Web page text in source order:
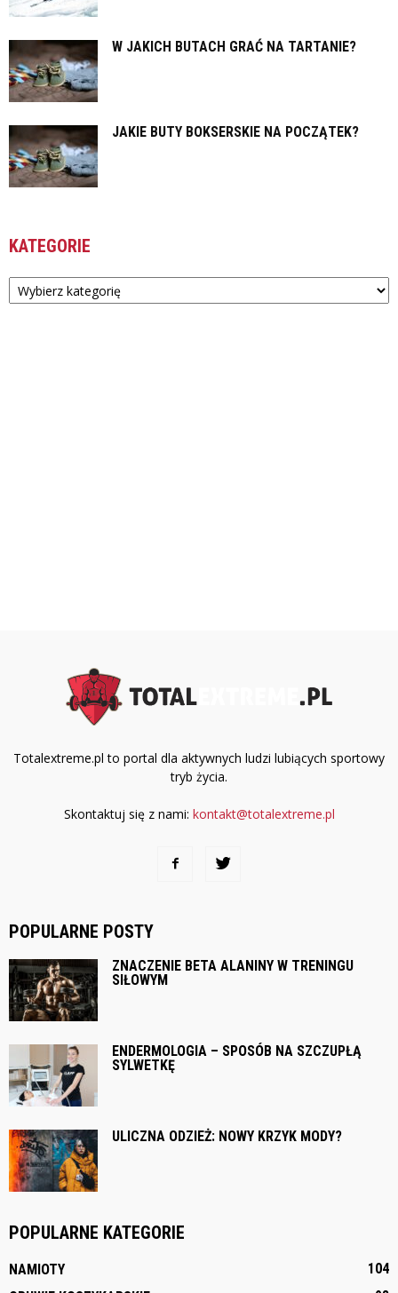
W JAKICH BUTACH GRAĆ NA TARTANIE?
JAKIE BUTY BOKSERSKIE NA POCZĄTEK?
KATEGORIE
Kategorie
Totalextreme.pl to portal dla aktywnych ludzi lubiących sportowy
tryb życia.
Skontaktuj się z nami: kontakt@totalextreme.pl
POPULARNE POSTY
ZNACZENIE BETA ALANINY W TRENINGU
SIŁOWYM
ENDERMOLOGIA – SPOSÓB NA SZCZUPŁĄ
SYLWETKĘ
ULICZNA ODZIEŻ: NOWY KRZYK MODY?
POPULARNE KATEGORIE
NAMIOTY
104